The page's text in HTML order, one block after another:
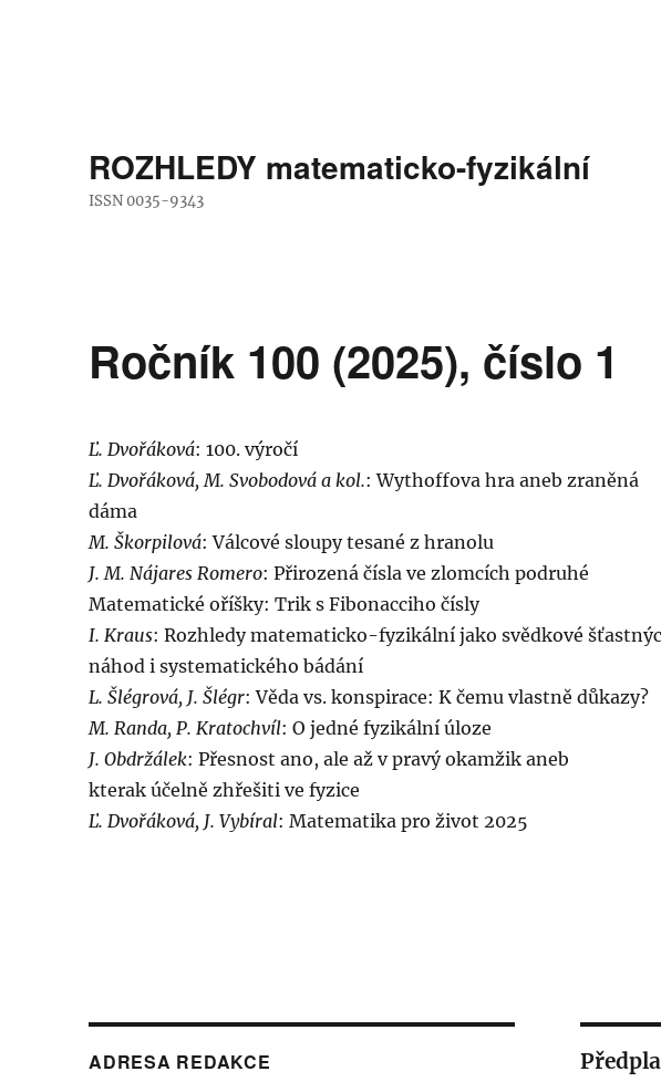
ROZHLEDY matematicko-fyzikální
ISSN 0035-9343
Ročník 100 (2025), číslo 1
Ľ. Dvořáková: 100. výročí
Ľ. Dvořáková, M. Svobodová a kol.: Wythoffova hra aneb zraněná
dáma
M. Škorpilová: Válcové sloupy tesané z hranolu
J. M. Nájares Romero: Přirozená čísla ve zlomcích podruhé
Matematické oříšky: Trik s Fibonacciho čísly
I. Kraus: Rozhledy matematicko-fyzikální jako svědkové
náhod i systematického bádání
L. Šlégrová, J. Šlégr: Věda vs. konspirace: K čemu vlastně důkazy?
M. Randa, P. Kratochvíl: O jedné fyzikální úloze
J. Obdržálek: Přesnost ano, ale až v pravý okamžik aneb
kterak účelně zhřešiti ve fyzice
Ľ. Dvořáková, J. Vybíral: Matematika pro život 2025
ADRESA REDAKCE